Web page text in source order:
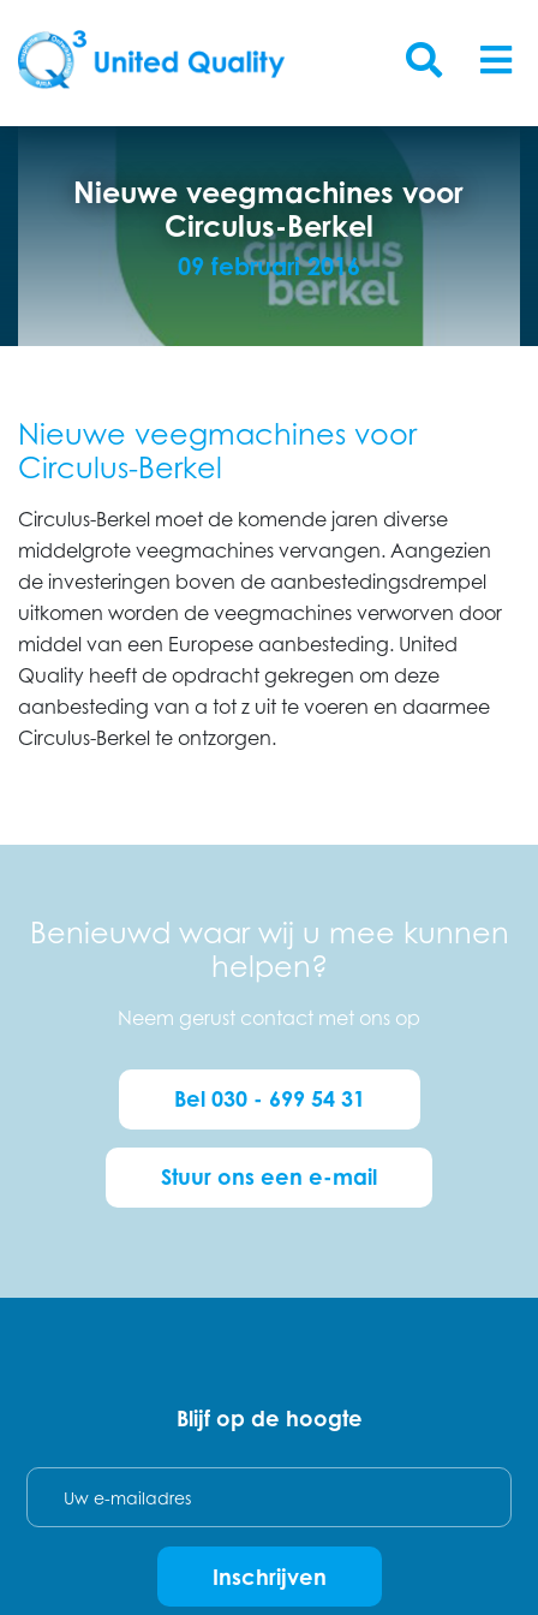
Nieuwe veegmachines voor
Circulus-Berkel
09 februari 2016
Nieuwe veegmachines voor
Circulus-Berkel
Circulus-Berkel moet de komende jaren diverse
middelgrote veegmachines vervangen. Aangezien
de investeringen boven de aanbestedingsdrempel
uitkomen worden de veegmachines verworven door
middel van een Europese aanbesteding. United
Quality heeft de opdracht gekregen om deze
aanbesteding van a tot z uit te voeren en daarmee
Circulus-Berkel te ontzorgen.
Benieuwd waar wij u mee kunnen
helpen?
Neem gerust contact met ons op
Bel 030 - 699 54 31
Stuur ons een e-mail
Blijf op de hoogte
Inschrijven